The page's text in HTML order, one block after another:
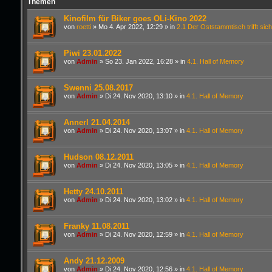
Themen
Kinofilm für Biker goes OLi-Kino 2022
von roetti» Mo 4. Apr 2022, 12:29» in 2.1 Der Oststammtisch trifft sich
Piwi 23.01.2022
von Admin » So 23. Jan 2022, 16:28» in 4.1. Hall of Memory
Swenni 25.08.2017
von Admin » Di 24. Nov 2020, 13:10» in 4.1. Hall of Memory
Annerl 21.04.2014
von Admin » Di 24. Nov 2020, 13:07» in 4.1. Hall of Memory
Hudson 08.12.2011
von Admin » Di 24. Nov 2020, 13:05» in 4.1. Hall of Memory
Hetty 24.10.2011
von Admin » Di 24. Nov 2020, 13:02» in 4.1. Hall of Memory
Franky 11.08.2011
von Admin » Di 24. Nov 2020, 12:59» in 4.1. Hall of Memory
Andy 21.12.2009
von Admin » Di 24. Nov 2020, 12:56» in 4.1. Hall of Memory